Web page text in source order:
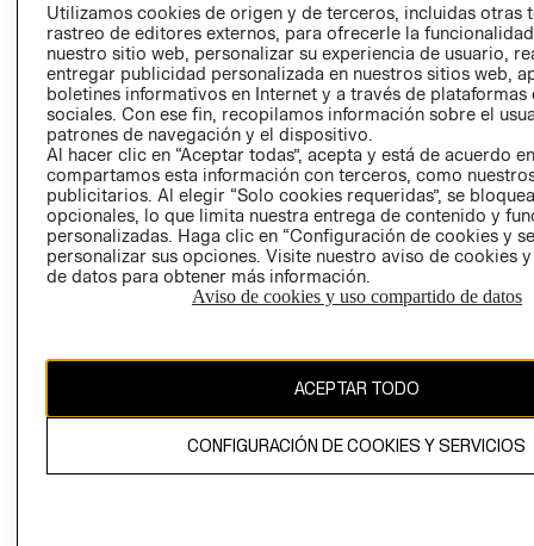
AVISO DE
PRIVACIDAD
GIFT CARD
AVISO DE
COOKIES
El contenido de esta página web está protegido por copyright y es
Utilizamos cookies de origen y de terceros, incluidas otras
rastreo de editores externos, para ofrecerle la
nuestro sitio web, personalizar su experiencia de usuario,
entregar publicidad personalizada en nuestros sitios web,
boletines informativos en Internet y a través de plataformas
sociales. Con ese fin, recopilamos información sobre el
patrones de navegación y el dispositivo.
Al hacer clic en “Aceptar todas”, acepta y está de acuerdo
compartamos esta información con terceros, como
publicitarios. Al elegir “Solo cookies requeridas”, se
opcionales, lo que limita nuestra entrega de contenido y
personalizadas. Haga clic en “Configuración de cookies y
personalizar sus opciones. Visite nuestro aviso de cookies
de datos para obtener más información.
Aviso de cookies y uso compartido de datos
ACEPTAR TODO
CONFIGURACIÓN DE COOKIES Y SERVICIOS